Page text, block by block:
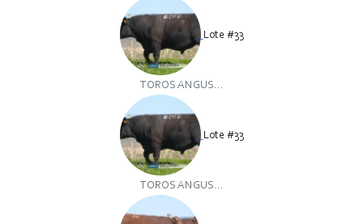
Lote #33
TOROS ANGUS...
Lote #33
TOROS ANGUS...